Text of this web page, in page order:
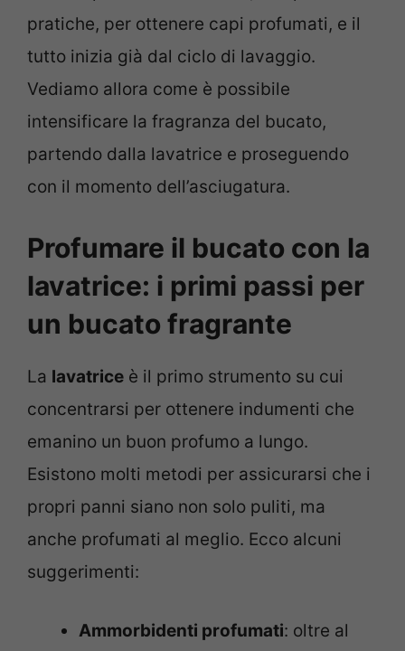
pratiche, per ottenere capi profumati, e il
tutto inizia già dal ciclo di lavaggio.
Vediamo allora come è possibile
intensificare la fragranza del bucato,
partendo dalla lavatrice e proseguendo
con il momento dell’asciugatura.
Profumare il bucato con la
lavatrice: i primi passi per
un bucato fragrante
La lavatrice è il primo strumento su cui
concentrarsi per ottenere indumenti che
emanino un buon profumo a lungo.
Esistono molti metodi per assicurarsi che i
propri panni siano non solo puliti, ma
anche profumati al meglio. Ecco alcuni
suggerimenti:
Ammorbidenti profumati: oltre al